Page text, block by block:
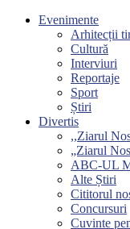
Evenimente
Arhitecții
Cultură
Interviuri
Reportaje
Sport
Știri
Divertis
,,Ziarul
„Ziarul
ABC-UL
Alte Știri
Cititorul
Concursuri
Cuvinte